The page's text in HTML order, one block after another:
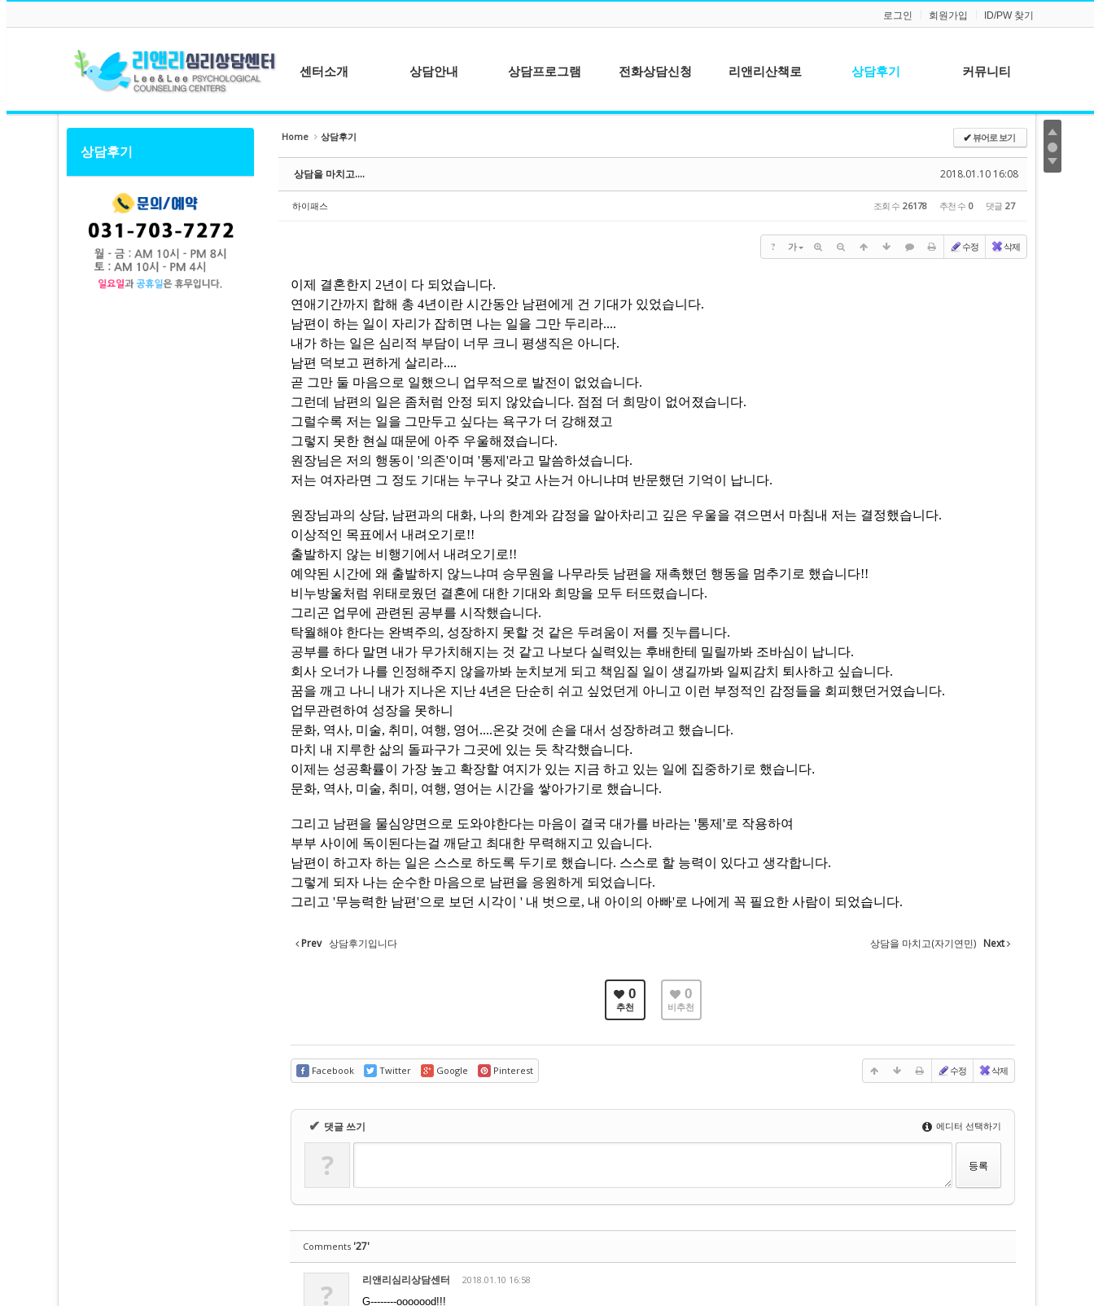
메뉴 건너뛰기
로그인 회원가입 ID/PW 찾기
센터소개
센터소개
원장소개
상담사소개
센터둘러보기
오시는길
상담안내
상담이용안내
상담프로그램
성인상담
인분석
전화상담신청 리앤리산책로 상담후기 커뮤니티
공지사항
질문과 답변
상담후기
Home 상담후기 ✔뷰어로 보기
2018.01.10 16:08
상담을 마치고....
하이패스 조회 수 26178 추천 수 0 댓글 27
? 가 수정 삭제
이제 결혼한지 2년이 다 되었습니다.
연애기간까지 합해 총 4년이란 시간동안 남편에게 건 기대가 있었습니다.
남편이 하는 일이 자리가 잡히면 나는 일을 그만 두리라....
내가 하는 일은 심리적 부담이 너무 크니 평생직은 아니다.
남편 덕보고 편하게 살리라....
곧 그만 둘 마음으로 일했으니 업무적으로 발전이 없었습니다.
그런데 남편의 일은 좀처럼 안정 되지 않았습니다. 점점 더 희망이 없어졌습니다.
그럴수록 저는 일을 그만두고 싶다는 욕구가 더 강해졌고
그렇지 못한 현실 때문에 아주 우울해졌습니다.
원장님은 저의 행동이 '의존'이며 '통제'라고 말씀하셨습니다.
저는 여자라면 그 정도 기대는 누구나 갖고 사는거 아니냐며 반문했던 기억이 납니다.
원장님과의 상담, 남편과의 대화, 나의 한계와 감정을 알아차리고 깊은 우울을 겪으면서 마침내 저는 결정했습니다.
이상적인 목표에서 내려오기로!!
출발하지 않는 비행기에서 내려오기로!!
예약된 시간에 왜 출발하지 않느냐며 승무원을 나무라듯 남편을 재촉했던 행동을 멈추기로 했습니다!!
비누방울처럼 위태로웠던 결혼에 대한 기대와 희망을 모두 터뜨렸습니다.
그리곤 업무에 관련된 공부를 시작했습니다.
탁월해야 한다는 완벽주의, 성장하지 못할 것 같은 두려움이 저를 짓누릅니다.
공부를 하다 말면 내가 무가치해지는 것 같고 나보다 실력있는 후배한테 밀릴까봐 조바심이 납니다.
회사 오너가 나를 인정해주지 않을까봐 눈치보게 되고 책임질 일이 생길까봐 일찌감치 퇴사하고 싶습니다.
꿈을 깨고 나니 내가 지나온 지난 4년은 단순히 쉬고 싶었던게 아니고 이런 부정적인 감정들을 회피했던거였습니다.
업무관련하여 성장을 못하니
문화, 역사, 미술, 취미, 여행, 영어....온갖 것에 손을 대서 성장하려고 했습니다.
마치 내 지루한 삶의 돌파구가 그곳에 있는 듯 착각했습니다.
이제는 성공확률이 가장 높고 확장할 여지가 있는 지금 하고 있는 일에 집중하기로 했습니다.
문화, 역사, 미술, 취미, 여행, 영어는 시간을 쌓아가기로 했습니다.
그리고 남편을 물심양면으로 도와야한다는 마음이 결국 대가를 바라는 '통제'로 작용하여
부부 사이에 독이된다는걸 깨닫고 최대한 무력해지고 있습니다.
남편이 하고자 하는 일은 스스로 하도록 두기로 했습니다. 스스로 할 능력이 있다고 생각합니다.
그렇게 되자 나는 순수한 마음으로 남편을 응원하게 되었습니다.
그리고 '무능력한 남편'으로 보던 시각이 ' 내 벗으로, 내 아이의 아빠'로 나에게 꼭 필요한 사람이 되었습니다.
Prev 상담후기입니다 상담을 마치고(자기연민) Next
0
추천
0
비추천
Facebook Twitter Google Pinterest 수정 삭제
✔ 댓글 쓰기 에디터 선택하기
?
Comments '27'
? 리앤리심리상담센터
2018.01.10 16:58
G--------ooooood!!!
Sketchbook5, 스케치북5
Sketchbook5, 스케치북5
Sketchbook5, 스케치북5
Sketchbook5, 스케치북5